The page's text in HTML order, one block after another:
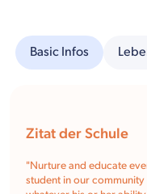
Basic Infos
Zitat der Schule
"Nurture and educate
student in our community